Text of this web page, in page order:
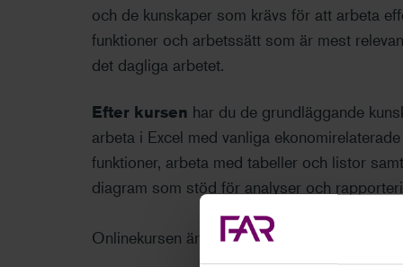
och de kunskaper som krävs för att arbeta
funktioner och arbetssätt som är mest
det dagliga arbetet.
Efter kursen har du de grundläggande
arbeta i Excel med vanliga
funktioner, arbeta med tabeller och listor
diagram som stöd för analyser och
Onlinekursen är ett samarbete mellan FAR